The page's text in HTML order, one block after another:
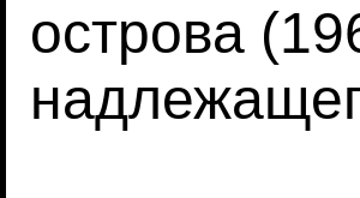
острова